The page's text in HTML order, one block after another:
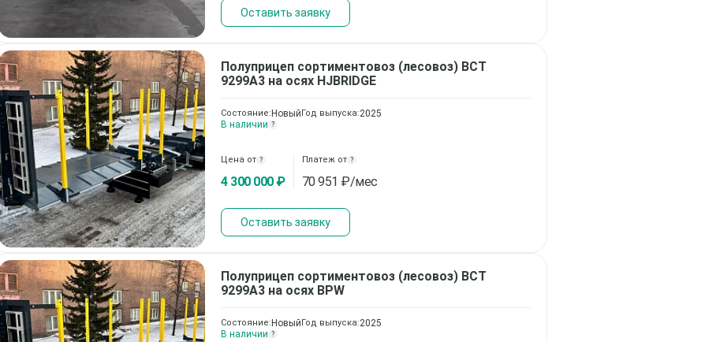
Оставить заявку
Полуприцеп сортиментовоз (лесовоз) ВСТ
9299А3 на осях HJBRIDGE
Состояние: НовыйГод выпуска:2025
В наличии ?
Цена от ?
4 300 000 ₽
Платеж от ?
70 951 ₽/мес
Оставить заявку
Полуприцеп сортиментовоз (лесовоз) ВСТ
9299А3 на осях BPW
Состояние: НовыйГод выпуска:2025
В наличии ?